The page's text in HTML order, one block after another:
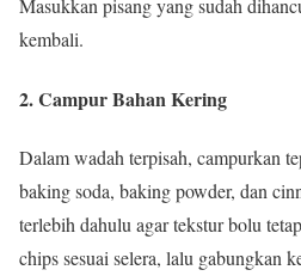
Masukkan pisang yang sudah
kembali.
2. Campur Bahan Kering
Dalam wadah terpisah, campurkan
baking soda, baking powder, dan
terlebih dahulu agar tekstur bolu
chips sesuai selera, lalu gabungkan